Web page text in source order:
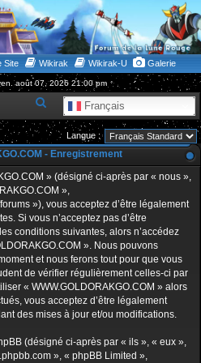
Site Wikirak Wikirak-U Galerie
août 07, 2026 21:00 pm
Français
e
c
h
e
c
h
e
r
Langue :
- Enregistrement
» (désigné ci-après par « nous »,
»,
»), vous acceptez d’être légalement
Si vous n’acceptez pas d’être
conditions suivantes, alors n’accédez
». Nous pouvons
et nous ferons tout pour que vous
de vérifier régulièrement celles-ci par
« WWW.GOLDORAKGO.COM » alors
vous acceptez d’être légalement
des mises à jour et/ou modifications.
(désigné ci-après par « ils », « eux »,
», « phpBB Limited »,